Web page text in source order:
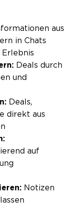
aus
in Chats
Deals durch
und
Deals,
direkt aus
auf
Notizen